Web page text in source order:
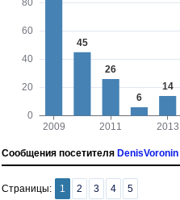
Сообщения посетителя DenisVoronin
Страницы: 1 2 3 4 5